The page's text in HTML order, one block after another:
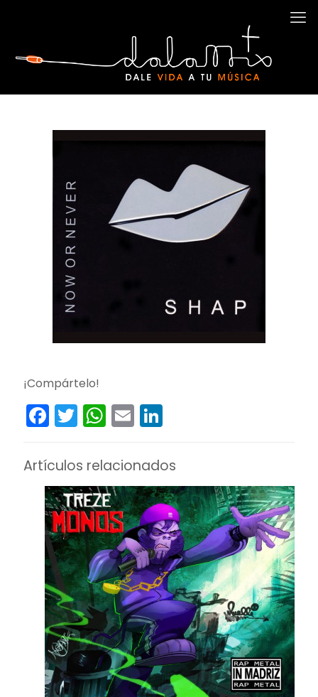
¡Compártelo!
Facebook
Twitter
WhatsApp
Email
Artículos relacionados